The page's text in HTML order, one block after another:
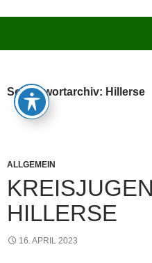
Schlagwortarchiv: Hillerse
ALLGEMEIN
HILLERSE
16. APRIL 2023